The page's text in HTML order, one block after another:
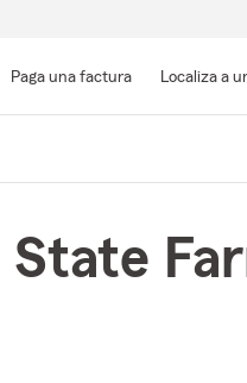
Paga una factura Localiza a